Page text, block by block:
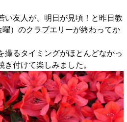
い友人が、明日が見頃！と昨日教
）のクラブエリーが終わってか
撮るタイミングがほとんどなかっ
付けて楽しみました。